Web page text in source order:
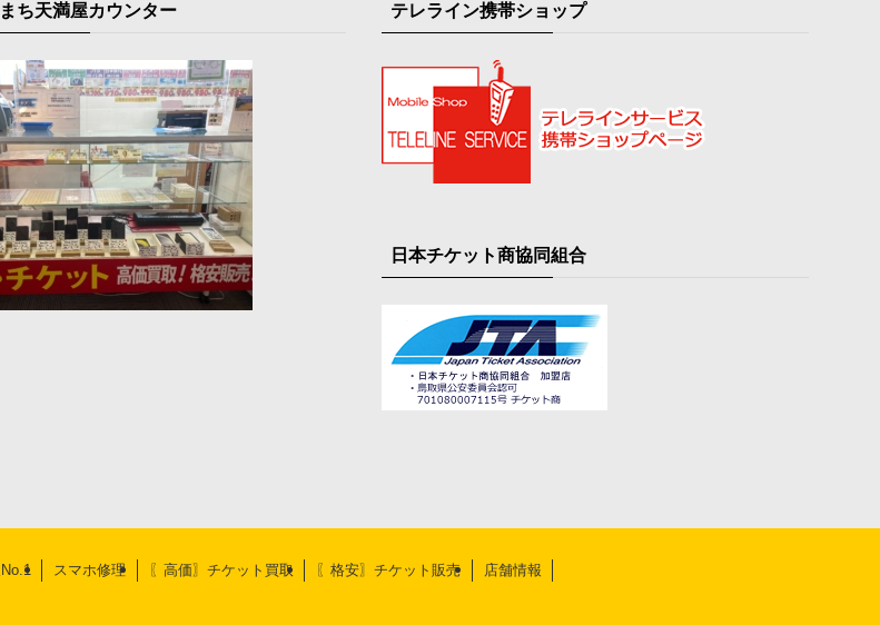
ち天満屋カウンター テレライン携帯ショップ
日本チケット商協同組合
スマホ修理 〖高価〗チケット買取 〖格安〗チケット販売 店舗情報